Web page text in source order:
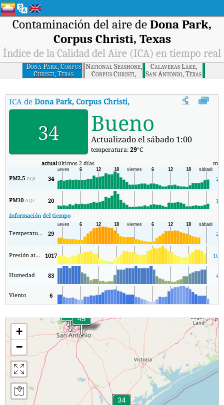
Contaminación del aire de Dona Park,
Corpus Christi, Texas
Índice de la Calidad del Aire (ICA) en tiempo real
Dona Park, Corpus
Christi, Texas
National Seashore,
Corpus Christi,
Texas
Calaveras Lake,
San Antonio, Texas
ICA deDona Park, Corpus Christi, Texas Índice de la Calidad
34 Bueno
Actualizado el sábado 1:00
temperatura:29°C
actualúltimos 2 días
PM2.5AQI 34 21
PM10AQI 20
14
Información del tiempo
Temperatura. 29 27
Presión atmosférica 1017
Humedad 83 44
Viento 6 3
+
−